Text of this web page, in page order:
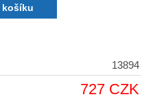
13894
727 CZK